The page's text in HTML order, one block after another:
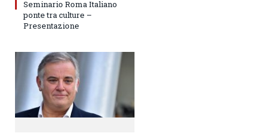
Seminario Roma Italiano
ponte tra culture –
Presentazione